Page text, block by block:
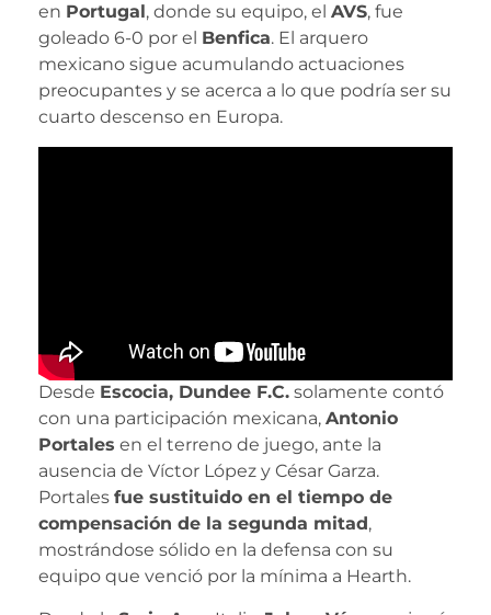
en Portugal , donde su equipo, el AVS, fue
goleado 6-0 por el Benfica. El arquero
mexicano sigue acumulando actuaciones
preocupantes y se acerca a lo que podría ser su
cuarto descenso en Europa.
Desde Escocia, Dundee F.C. solamente contó
con una participación mexicana, Antonio
Portales en el terreno de juego, ante la
ausencia de Víctor López y César Garza.
Portales fue sustituido en el tiempo de
compensación de la segunda mitad ,
mostrándose sólido en la defensa con su
equipo que venció por la mínima a Hearth.